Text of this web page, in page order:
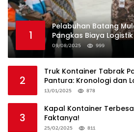
1
Pelabuhan Batang
Pangkas Biaya
09/08/2025 999
2
Truk Kontainer Tabrak
Pantura: Kronologi dan
13/01/2025 878
3
Kapal Kontainer
Faktanya!
25/02/2025 811